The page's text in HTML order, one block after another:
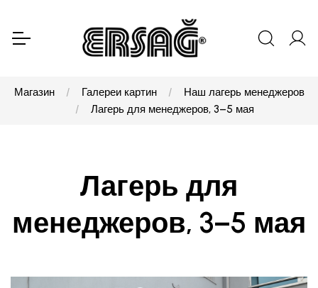
Магазин Галереи картин
Наш лагерь менеджеров
Лагерь для менеджеров, 3–5 мая
Лагерь для
менеджеров, 3–5 мая